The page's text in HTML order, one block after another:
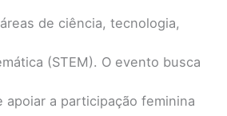
de ciência, tecnologia,
(STEM). O evento busca
apoiar a participação feminina